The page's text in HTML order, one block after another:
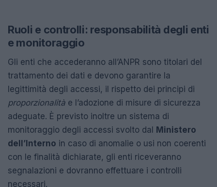
Ruoli e controlli: responsabilità degli enti
e monitoraggio
Gli enti che accederanno all’ANPR sono titolari del
trattamento dei dati e devono garantire la
legittimità degli accessi, il rispetto dei principi di
proporzionalità e l’adozione di misure di sicurezza
adeguate. È previsto inoltre un sistema di
monitoraggio degli accessi svolto dal
Ministero
dell’Interno in caso di anomalie o usi non coerenti
con le finalità dichiarate, gli enti riceveranno
segnalazioni e dovranno effettuare i controlli
necessari.